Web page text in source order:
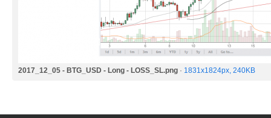
2017_12_05 - BTG_USD - Long - LOSS_SL.png · 1831x1824px, 240KB